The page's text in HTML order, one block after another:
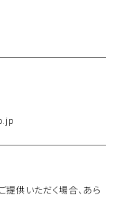
供いただく場合、あら